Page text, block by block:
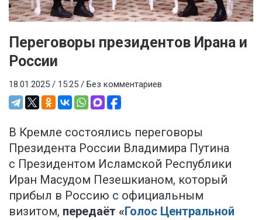
Переговоры президентов Ирана и
России
18.01.2025 / 15:25 / Без комментариев
В Кремле состоялись переговоры
Президента России Владимира Путина
с Президентом Исламской Республики
Иран Масудом Пезешкианом, который
прибыл в Россию с официальным
визитом, передаёт «Голос Центральной